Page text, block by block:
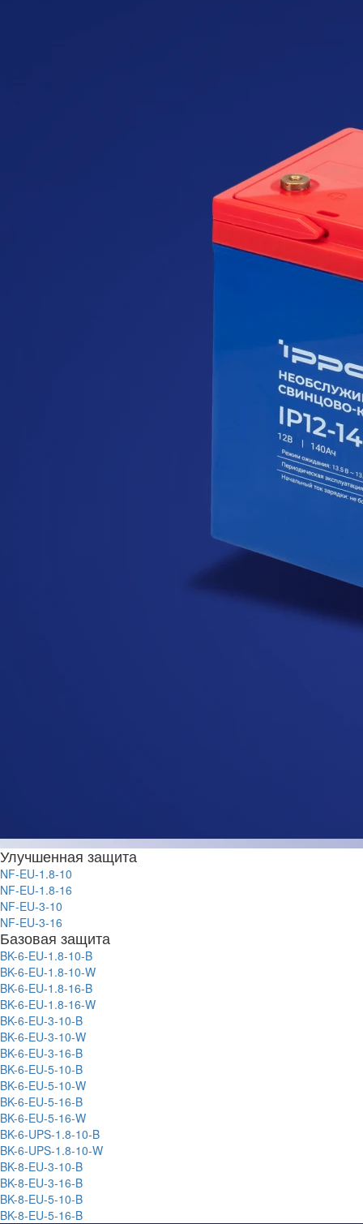
Улучшенная защита
NF-EU-1.8-10
NF-EU-1.8-16
NF-EU-3-10
NF-EU-3-16
Базовая защита
BK-6-EU-1.8-10-B
BK-6-EU-1.8-10-W
BK-6-EU-1.8-16-B
BK-6-EU-1.8-16-W
BK-6-EU-3-10-B
BK-6-EU-3-10-W
BK-6-EU-3-16-B
BK-6-EU-5-10-B
BK-6-EU-5-10-W
BK-6-EU-5-16-B
BK-6-EU-5-16-W
BK-6-UPS-1.8-10-B
BK-6-UPS-1.8-10-W
BK-8-EU-3-10-B
BK-8-EU-3-16-B
BK-8-EU-5-10-B
BK-8-EU-5-16-B